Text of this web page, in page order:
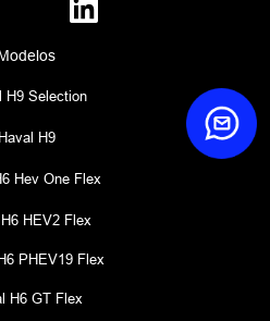
H9 Selection
Haval H9
Hev One Flex
HEV2 Flex
PHEV19 Flex
H6 GT Flex